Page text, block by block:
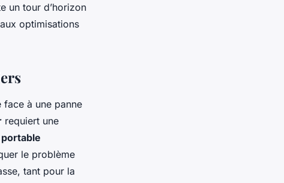
un tour d’horizon
optimisations
face à une panne
requiert une
le problème
tant pour la